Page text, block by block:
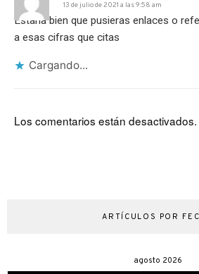
13 de julio de 2021 a las 9:58 am
Estaría bien que pusieras enlaces o
a esas cifras que citas
Cargando...
Los comentarios están desactivados.
ARTÍCULOS POR
agosto 2026